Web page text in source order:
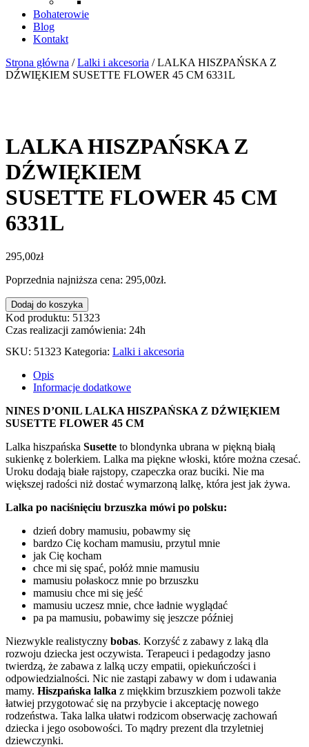
Bohaterowie
Blog
Kontakt
Strona główna /Lalki i akcesoria / LALKA HISZPAŃSKA Z
DŹWIĘKIEM SUSETTE FLOWER 45 CM 6331L
LALKA HISZPAŃSKA Z
DŹWIĘKIEM
SUSETTE FLOWER 45 CM
6331L
295,00zł
Poprzednia najniższa cena: 295,00zł.
ilość
LALKA
HISZPAŃSKA
DŹWIĘKIEM
Dodaj do koszyka
Kod produktu: 51323
Czas realizacji zamówienia: 24h
SKU: 51323 Kategoria: Lalki i akcesoria
Opis
Informacje dodatkowe
NINES D’ONIL LALKA HISZPAŃSKA Z DŹWIĘKIEM
SUSETTE FLOWER 45 CM
Lalka hiszpańska Susette to blondynka ubrana w piękną białą
sukienkę z bolerkiem. Lalka ma piękne włoski, które można czesać.
Uroku dodają białe rajstopy, czapeczka oraz buciki. Nie ma
większej radości niż dostać wymarzoną lalkę, która jest jak żywa.
Lalka po naciśnięciu brzuszka mówi po polsku:
dzień dobry mamusiu, pobawmy się
bardzo Cię kocham mamusiu, przytul mnie
jak Cię kocham
chce mi się spać, połóż mnie mamusiu
mamusiu połaskocz mnie po brzuszku
mamusiu chce mi się jeść
mamusiu uczesz mnie, chce ładnie wyglądać
pa pa mamusiu, pobawimy się jeszcze później
Niezwykle realistyczny bobas. Korzyść z zabawy z laką dla
rozwoju dziecka jest oczywista. Terapeuci i pedagodzy jasno
twierdzą, że zabawa z lalką uczy empatii, opiekuńczości i
odpowiedzialności. Nic nie zastąpi zabawy w dom i udawania
mamy. Hiszpańska lalka z miękkim brzuszkiem pozwoli także
łatwiej przygotować się na przybycie i akceptację nowego
rodzeństwa. Taka lalka ułatwi rodzicom obserwację zachowań
dziecka i jego osobowości. To mądry prezent dla trzyletniej
dziewczynki.